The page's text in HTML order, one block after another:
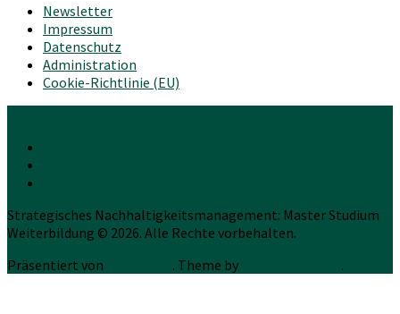
Newsletter
Impressum
Datenschutz
Administration
Cookie-Richtlinie (EU)
Strategisches Nachhaltigkeitsmanagement: Master Studium
Weiterbildung © 2026. Alle Rechte vorbehalten.
Präsentiert von
. Theme by .